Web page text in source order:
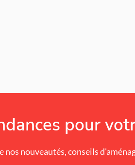
pour
nouveautés, conseils